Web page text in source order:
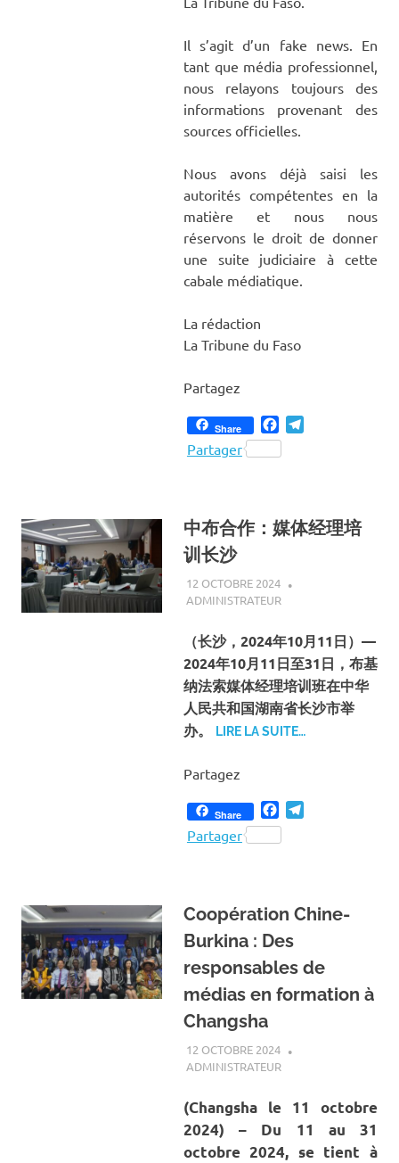
Il s’agit d’un fake news. En
tant que média professionnel,
nous relayons toujours des
informations provenant des
sources officielles.
Nous avons déjà saisi les
autorités compétentes en la
matière et nous nous
réservons le droit de donner
une suite judiciaire à cette
cabale médiatique.
La rédaction
La Tribune du Faso
Partagez
Share Facebook
Partager
中布合作：媒体经理培
训长沙
12 OCTOBRE 2024
ADMINISTRATEURA LA UNE
SOCIÉTÉ
（长沙，2024年10月11日）—
2024年10月11日至31日，布基
纳法索媒体经理培训班在中华
人民共和国湖南省长沙市举
办。
LIRE LA SUITE…
Partagez
Share Facebook
Partager
Coopération Chine-
Burkina : Des
responsables de
médias en formation à
Changsha
12 OCTOBRE 2024
ADMINISTRATEURA LA UNE
SOCIÉTÉ
(Changsha le 11 octobre
2024) – Du 11 au 31
octobre 2024, se tient à